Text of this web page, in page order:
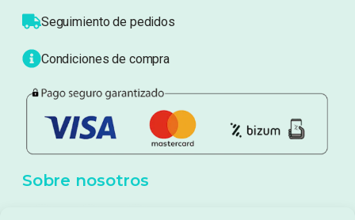
Seguimiento de pedidos
Condiciones de compra
Sobre nosotros